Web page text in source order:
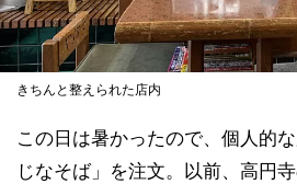
きちんと整えられた店内
この日は暑かったので、個人的
じなそば」を注文。以前、高円